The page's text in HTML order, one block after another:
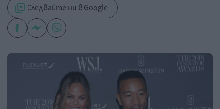
Следвайте ни в Google